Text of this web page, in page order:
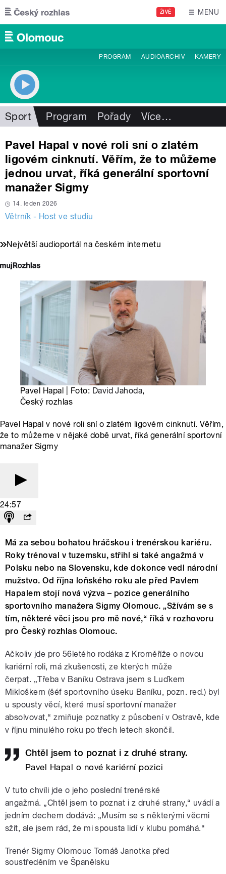
Přejít k hlavnímu obsahu
ŽIVĚ MENU
PROGRAM AUDIOARCHIV KAMERY
Sport Program Pořady Více…
Pavel Hapal v nové roli sní o zlatém
ligovém cinknutí. Věřím, že to můžeme
jednou urvat, říká generální sportovní
manažer Sigmy
14. leden 2026
Větrník - Host ve studiu
Největší audioportál na českém internetu
Pavel Hapal | Foto: David Jahoda,
Český rozhlas
Pavel Hapal v nové roli sní o zlatém ligovém cinknutí. Věřím,
že to můžeme v nějaké době urvat, říká generální sportovní
manažer Sigmy
24:57
Má za sebou bohatou hráčskou i trenérskou kariéru.
Roky trénoval v tuzemsku, střihl si také angažmá v
Polsku nebo na Slovensku, kde dokonce vedl národní
mužstvo. Od října loňského roku ale před Pavlem
Hapalem stojí nová výzva – pozice generálního
sportovního manažera Sigmy Olomouc. „Sžívám se s
tím, některé věci jsou pro mě nové,“ říká v rozhovoru
pro Český rozhlas Olomouc.
Ačkoliv jde pro 56letého rodáka z Kroměříže o novou
kariérní roli, má zkušenosti, ze kterých může
čerpat. „Třeba v Baníku Ostrava jsem s Luďkem
Mikloškem (šéf sportovního úseku Baníku, pozn. red.) byl
u spousty věcí, které musí sportovní manažer
absolvovat,“ zmiňuje poznatky z působení v Ostravě, kde
v říjnu minulého roku po třech letech skončil.
Chtěl jsem to poznat i z druhé strany.
Pavel Hapal o nové kariérní pozici
V tuto chvíli jde o jeho poslední trenérské
angažmá. „Chtěl jsem to poznat i z druhé strany,“ uvádí a
jedním dechem dodává: „Musím se s některými věcmi
sžít, ale jsem rád, že mi spousta lidí v klubu pomáhá.“
Trenér Sigmy Olomouc Tomáš Janotka před
soustředěním ve Španělsku